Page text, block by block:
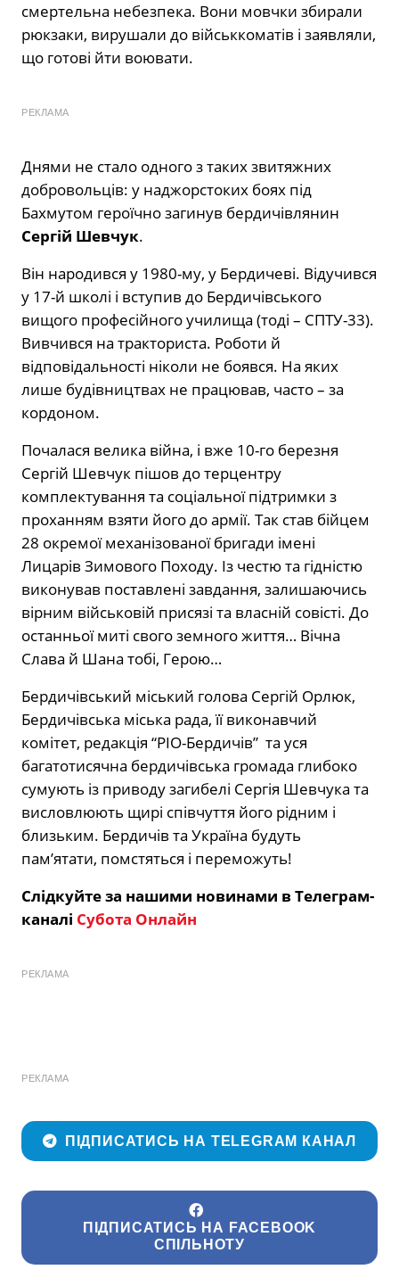
смертельна небезпека. Вони мовчки збирали
рюкзаки, вирушали до військкоматів і заявляли,
що готові йти воювати.
РЕКЛАМА
Днями не стало одного з таких звитяжних
добровольців: у наджорстоких боях під
Бахмутом героїчно загинув бердичівлянин
Сергій Шевчук.
Він народився у 1980-му, у Бердичеві. Відучився
у 17-й школі і вступив до Бердичівського
вищого професійного училища (тоді – СПТУ-33).
Вивчився на тракториста. Роботи й
відповідальності ніколи не боявся. На яких
лише будівництвах не працював, часто – за
кордоном.
Почалася велика війна, і вже 10-го березня
Сергій Шевчук пішов до терцентру
комплектування та соціальної підтримки з
проханням взяти його до армії. Так став бійцем
28 окремої механізованої бригади імені
Лицарів Зимового Походу. Із честю та гідністю
виконував поставлені завдання, залишаючись
вірним військовій присязі та власній совісті. До
останньої миті свого земного життя… Вічна
Слава й Шана тобі, Герою…
Бердичівський міський голова Сергій Орлюк,
Бердичівська міська рада, її виконавчий
комітет, редакція “РІО-Бердичів” та уся
багатотисячна бердичівська громада глибоко
сумують із приводу загибелі Сергія Шевчука та
висловлюють щирі співчуття його рідним і
близьким. Бердичів та Україна будуть
пам’ятати, помстяться і переможуть!
Слідкуйте за нашими новинами в Телеграм-
каналі Субота Онлайн
РЕКЛАМА
РЕКЛАМА
ПІДПИСАТИСЬ НА TELEGRAM КАНАЛ
ПІДПИСАТИСЬ НА FACEBOOK
СПІЛЬНОТУ